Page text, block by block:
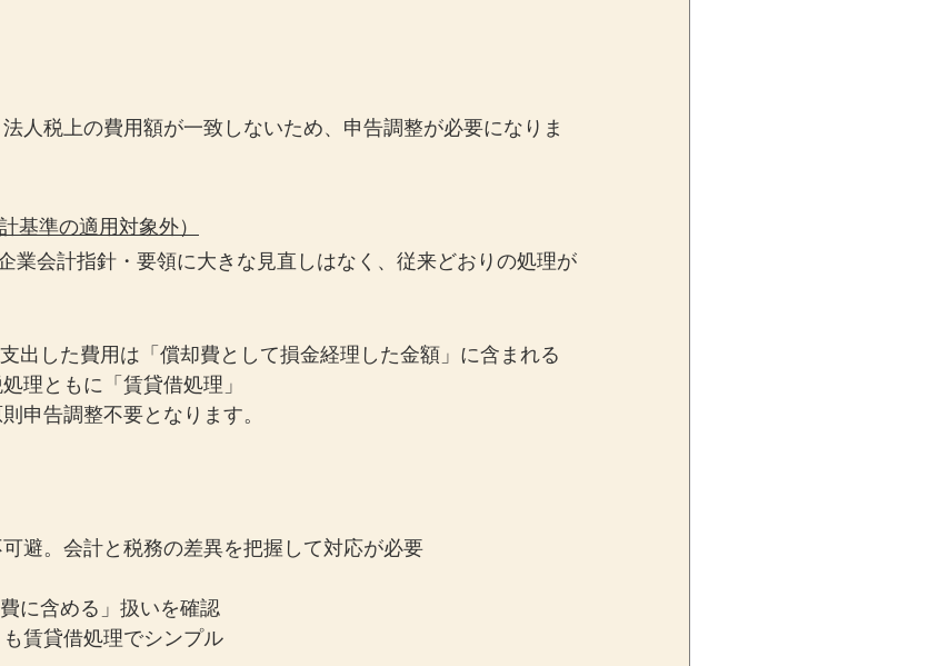
人税上の費用額が一致しないため、申告調整が必要になりま
基準の適用対象外）
業会計指針・要領に大きな見直しはなく、従来どおりの処理が
出した費用は「償却費として損金経理した金額」に含まれる
理ともに「賃貸借処理」
申告調整不要となります。
避。会計と税務の差異を把握して対応が必要
に含める」扱いを確認
賃貸借処理でシンプル